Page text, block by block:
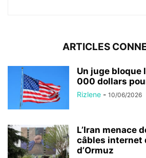
ARTICLES
Un juge bloque
000 dollars
Rizlene - 10/06/2026
L’Iran menace
câbles internet
d’Ormuz